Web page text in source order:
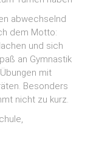
abwechselnd
dem Motto:
und sich
an Gymnastik
mit
Besonders
nicht zu kurz.